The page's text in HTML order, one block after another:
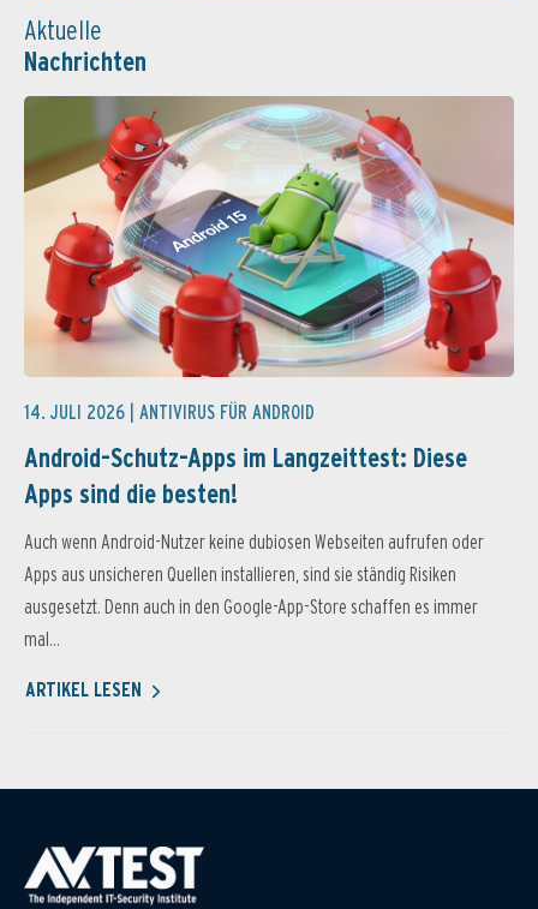
Aktuelle
Nachrichten
14. JULI 2026 | ANTIVIRUS FÜR ANDROID
Android-Schutz-Apps im Langzeittest: Diese
Apps sind die besten!
Auch wenn Android-Nutzer keine dubiosen Webseiten aufrufen oder
Apps aus unsicheren Quellen installieren, sind sie ständig Risiken
ausgesetzt. Denn auch in den Google-App-Store schaffen es immer
mal...
ARTIKEL LESEN